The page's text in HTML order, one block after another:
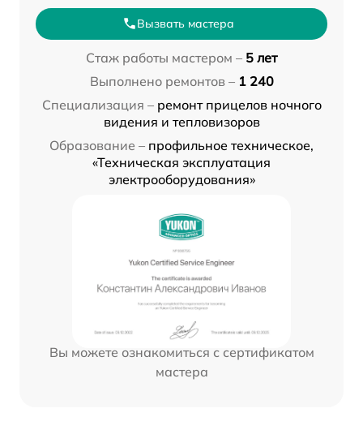
Вызвать мастера
Стаж работы мастером – 5 лет
Выполнено ремонтов – 1 240
Специализация – ремонт прицелов ночного
видения и тепловизоров
Образование – профильное техническое,
«Техническая эксплуатация
электрооборудования»
Вы можете ознакомиться с сертификатом
мастера